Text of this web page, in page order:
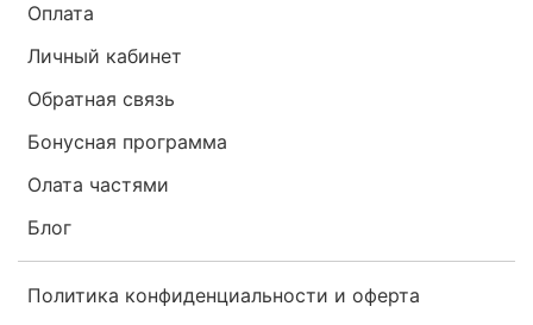
Оплата
Личный кабинет
Обратная связь
Бонусная программа
Олата частями
Блог
Политика конфиденциальности и оферта